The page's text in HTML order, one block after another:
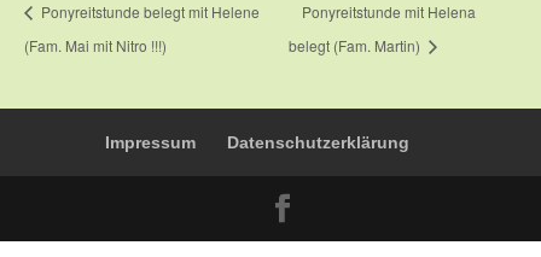
Ponyreitstunde belegt mit Helene
(Fam. Mai mit Nitro !!!)
Ponyreitstunde mit Helena
belegt (Fam. Martin)
Impressum Datenschutzerklärung